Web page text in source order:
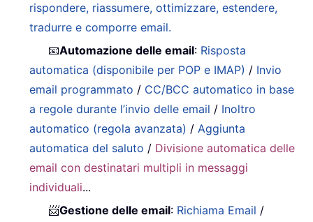
rispondere, riassumere, ottimizzare, estendere,
tradurre e comporre email.
📧Automazione delle email: Risposta
automatica (disponibile per POP e IMAP) / Invio
email programmato / CC/BCC automatico in base
a regole durante l’invio delle email / Inoltro
automatico (regola avanzata) /Aggiunta
automatica del saluto / Divisione automatica delle
email con destinatari multipli in messaggi
individuali...
📨Gestione delle email: Richiama Email /